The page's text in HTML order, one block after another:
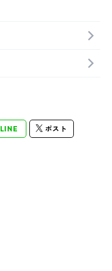
LINE ポスト